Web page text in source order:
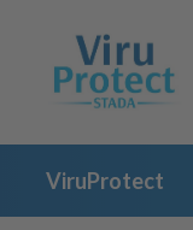
ViruProtect